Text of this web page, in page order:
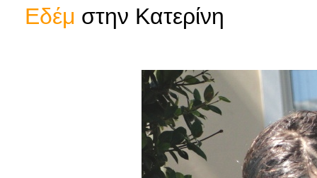
Εδέμ στην Κατερίνη